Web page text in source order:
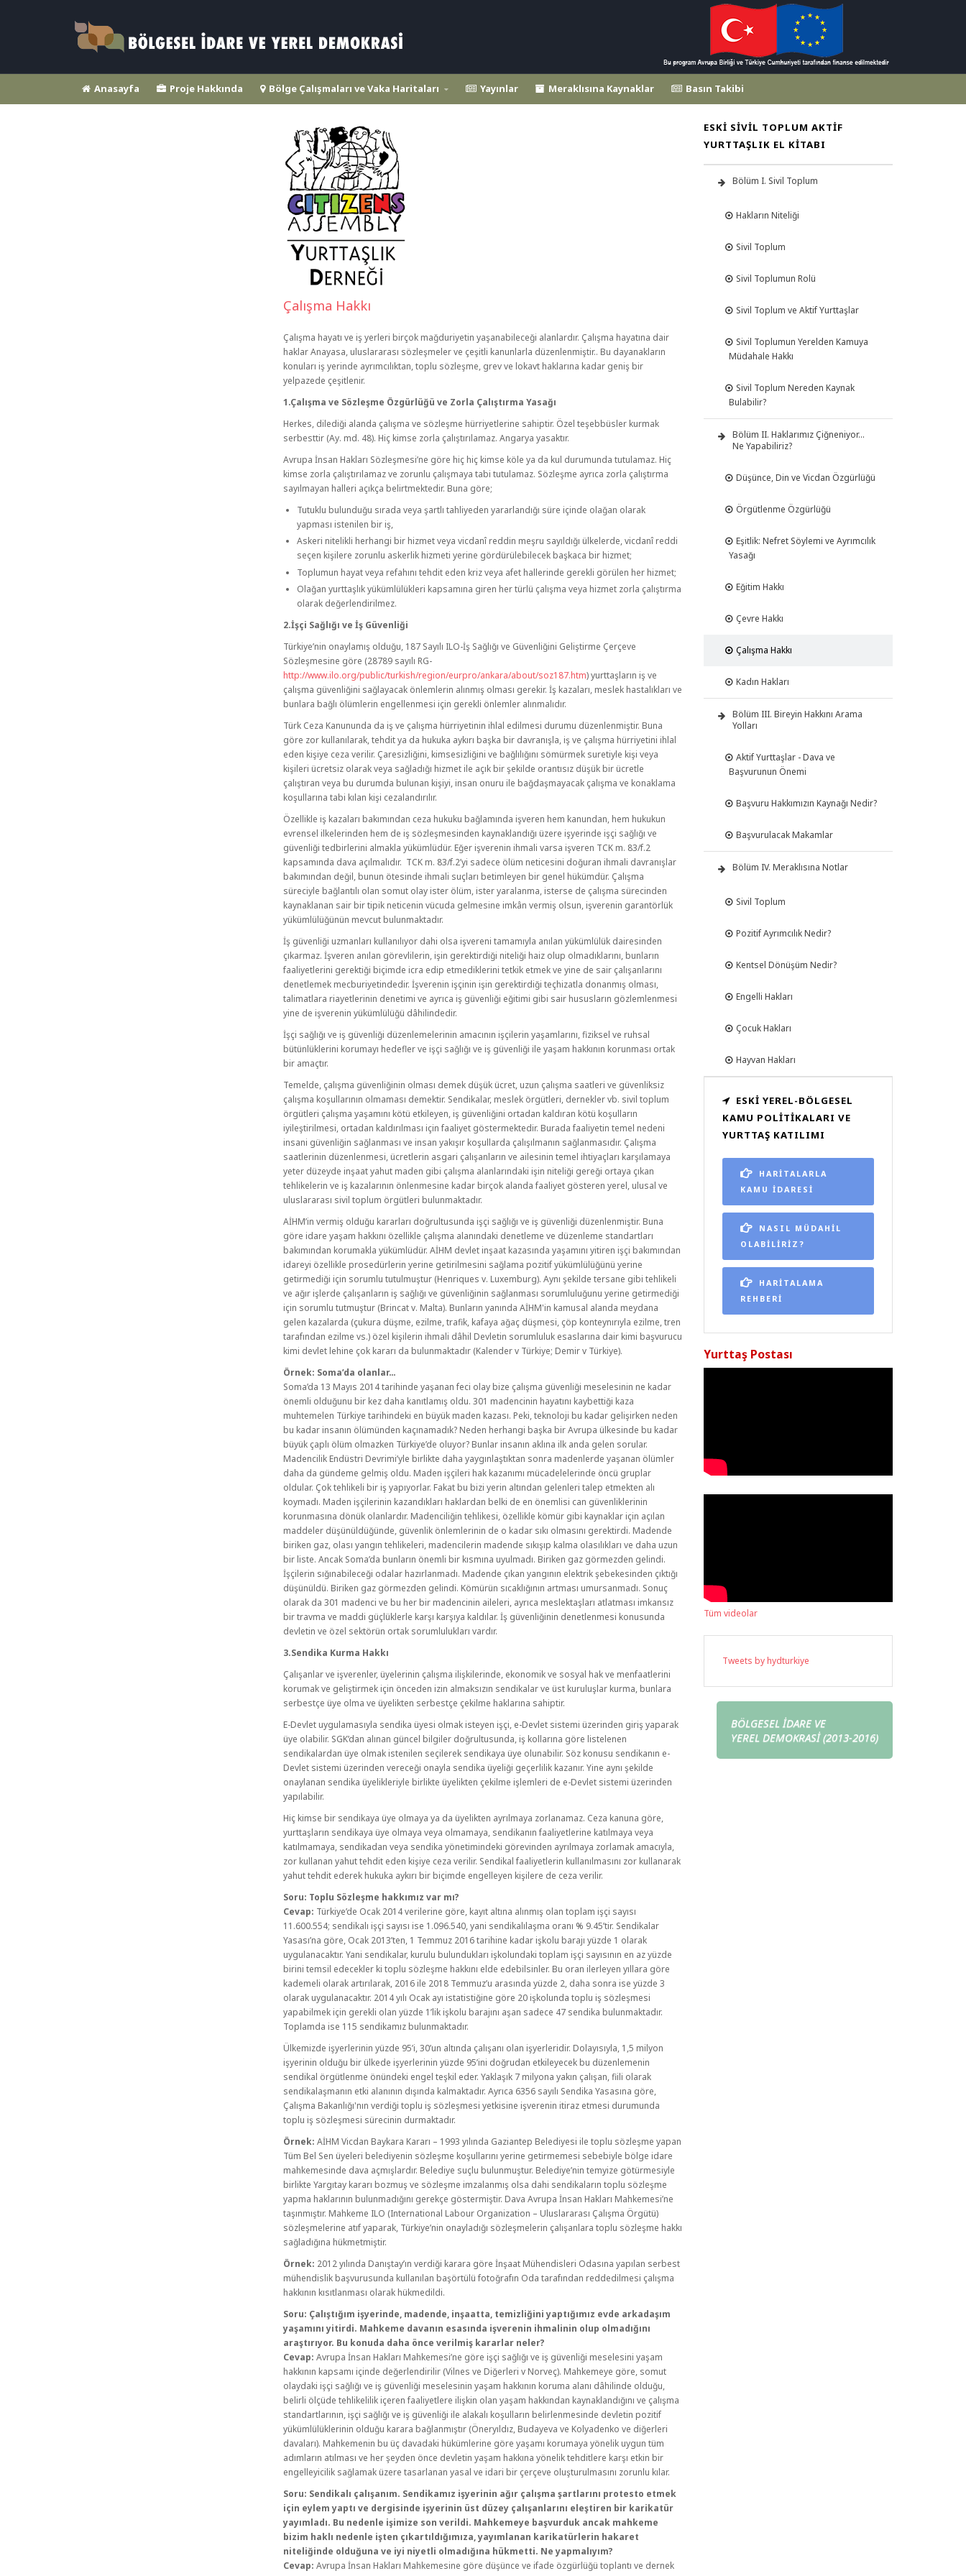
Anasayfa Proje Hakkında Bölge Çalışmaları ve Vaka Haritaları Yayınlar Meraklısına Kaynaklar Basın Takibi
Çalışma Hakkı
Çalışma hayatı ve iş yerleri birçok mağduriyetin yaşanabileceği alanlardır. Çalışma hayatına dair
haklar Anayasa, uluslararası sözleşmeler ve çeşitli kanunlarla düzenlenmiştir.. Bu dayanakların
konuları iş yerinde ayrımcılıktan, toplu sözleşme, grev ve lokavt haklarına kadar geniş bir
yelpazede çeşitlenir.
1.Çalışma ve Sözleşme Özgürlüğü ve Zorla Çalıştırma Yasağı
Herkes, dilediği alanda çalışma ve sözleşme hürriyetlerine sahiptir. Özel teşebbüsler kurmak
serbesttir (Ay. md. 48). Hiç kimse zorla çalıştırılamaz. Angarya yasaktır.
Avrupa İnsan Hakları Sözleşmesi’ne göre hiç hiç kimse köle ya da kul durumunda tutulamaz. Hiç
kimse zorla çalıştırılamaz ve zorunlu çalışmaya tabi tutulamaz. Sözleşme ayrıca zorla çalıştırma
sayılmayan halleri açıkça belirtmektedir. Buna göre;
Tutuklu bulunduğu sırada veya şartlı tahliyeden yararlandığı süre içinde olağan olarak
yapması istenilen bir iş,
Askeri nitelikli herhangi bir hizmet veya vicdanî reddin meşru sayıldığı ülkelerde, vicdanî reddi
seçen kişilere zorunlu askerlik hizmeti yerine gördürülebilecek başkaca bir hizmet;
Toplumun hayat veya refahını tehdit eden kriz veya afet hallerinde gerekli görülen her hizmet;
Olağan yurttaşlık yükümlülükleri kapsamına giren her türlü çalışma veya hizmet zorla çalıştırma
olarak değerlendirilmez.
2.İşçi Sağlığı ve İş Güvenliği
Türkiye’nin onaylamış olduğu, 187 Sayılı ILO-İş Sağlığı ve Güvenliğini Geliştirme Çerçeve
Sözleşmesine göre (28789 sayılı RG-
http://www.ilo.org/public/turkish/region/eurpro/ankara/about/soz187.htm) yurttaşların iş ve
çalışma güvenliğini sağlayacak önlemlerin alınmış olması gerekir. İş kazaları, meslek hastalıkları ve
bunlara bağlı ölümlerin engellenmesi için gerekli önlemler alınmalıdır.
Türk Ceza Kanununda da iş ve çalışma hürriyetinin ihlal edilmesi durumu düzenlenmiştir. Buna
göre zor kullanılarak, tehdit ya da hukuka aykırı başka bir davranışla, iş ve çalışma hürriyetini ihlal
eden kişiye ceza verilir. Çaresizliğini, kimsesizliğini ve bağlılığını sömürmek suretiyle kişi veya
kişileri ücretsiz olarak veya sağladığı hizmet ile açık bir şekilde orantısız düşük bir ücretle
çalıştıran veya bu durumda bulunan kişiyi, insan onuru ile bağdaşmayacak çalışma ve konaklama
koşullarına tabi kılan kişi cezalandırılır.
Özellikle iş kazaları bakımından ceza hukuku bağlamında işveren hem kanundan, hem hukukun
evrensel ilkelerinden hem de iş sözleşmesinden kaynaklandığı üzere işyerinde işçi sağlığı ve
güvenliği tedbirlerini almakla yükümlüdür. Eğer işverenin ihmali varsa işveren TCK m. 83/f.2
kapsamında dava açılmalıdır. TCK m. 83/f.2’yi sadece ölüm neticesini doğuran ihmali davranışlar
bakımından değil, bunun ötesinde ihmali suçları betimleyen bir genel hükümdür. Çalışma
süreciyle bağlantılı olan somut olay ister ölüm, ister yaralanma, isterse de çalışma sürecinden
kaynaklanan sair bir tipik neticenin vücuda gelmesine imkân vermiş olsun, işverenin garantörlük
yükümlülüğünün mevcut bulunmaktadır.
İş güvenliği uzmanları kullanılıyor dahi olsa işvereni tamamıyla anılan yükümlülük dairesinden
çıkarmaz. İşveren anılan görevlilerin, işin gerektirdiği niteliği haiz olup olmadıklarını, bunların
faaliyetlerini gerektiği biçimde icra edip etmediklerini tetkik etmek ve yine de sair çalışanlarını
denetlemek mecburiyetindedir. İşverenin işçinin işin gerektirdiği teçhizatla donanmış olması,
talimatlara riayetlerinin denetimi ve ayrıca iş güvenliği eğitimi gibi sair hususların gözlemlenmesi
yine de işverenin yükümlülüğü dâhilindedir.
İşçi sağlığı ve iş güvenliği düzenlemelerinin amacının işçilerin yaşamlarını, fiziksel ve ruhsal
bütünlüklerini korumayı hedefler ve işçi sağlığı ve iş güvenliği ile yaşam hakkının korunması ortak
bir amaçtır.
Temelde, çalışma güvenliğinin olması demek düşük ücret, uzun çalışma saatleri ve güvenliksiz
çalışma koşullarının olmaması demektir. Sendikalar, meslek örgütleri, dernekler vb. sivil toplum
örgütleri çalışma yaşamını kötü etkileyen, iş güvenliğini ortadan kaldıran kötü koşulların
iyileştirilmesi, ortadan kaldırılması için faaliyet göstermektedir. Burada faaliyetin temel nedeni
insani güvenliğin sağlanması ve insan yakışır koşullarda çalışılmanın sağlanmasıdır. Çalışma
saatlerinin düzenlenmesi, ücretlerin asgari çalışanların ve ailesinin temel ihtiyaçları karşılamaya
yeter düzeyde inşaat yahut maden gibi çalışma alanlarındaki işin niteliği gereği ortaya çıkan
tehlikelerin ve iş kazalarının önlenmesine kadar birçok alanda faaliyet gösteren yerel, ulusal ve
uluslararası sivil toplum örgütleri bulunmaktadır.
AİHM’in vermiş olduğu kararları doğrultusunda işçi sağlığı ve iş güvenliği düzenlenmiştir. Buna
göre idare yaşam hakkını özellikle çalışma alanındaki denetleme ve düzenleme standartları
bakımından korumakla yükümlüdür. AİHM devlet inşaat kazasında yaşamını yitiren işçi bakımından
idareyi özellikle prosedürlerin yerine getirilmesini sağlama pozitif yükümlülüğünü yerine
getirmediği için sorumlu tutulmuştur (Henriques v. Luxemburg). Aynı şekilde tersane gibi tehlikeli
ve ağır işlerde çalışanların iş sağlığı ve güvenliğinin sağlanması sorumluluğunu yerine getirmediği
için sorumlu tutmuştur (Brincat v. Malta). Bunların yanında AİHM'in kamusal alanda meydana
gelen kazalarda (çukura düşme, ezilme, trafik, kafaya ağaç düşmesi, çöp konteynırıyla ezilme, tren
tarafından ezilme vs.) özel kişilerin ihmali dâhil Devletin sorumluluk esaslarına dair kimi başvurucu
kimi devlet lehine çok kararı da bulunmaktadır (Kalender v Türkiye; Demir v Türkiye).
Örnek: Soma’da olanlar…
Soma’da 13 Mayıs 2014 tarihinde yaşanan feci olay bize çalışma güvenliği meselesinin ne kadar
önemli olduğunu bir kez daha kanıtlamış oldu. 301 madencinin hayatını kaybettiği kaza
muhtemelen Türkiye tarihindeki en büyük maden kazası. Peki, teknoloji bu kadar gelişirken neden
bu kadar insanın ölümünden kaçınamadık? Neden herhangi başka bir Avrupa ülkesinde bu kadar
büyük çaplı ölüm olmazken Türkiye’de oluyor? Bunlar insanın aklına ilk anda gelen sorular.
Madencilik Endüstri Devrimi’yle birlikte daha yaygınlaştıktan sonra madenlerde yaşanan ölümler
daha da gündeme gelmiş oldu. Maden işçileri hak kazanımı mücadelelerinde öncü gruplar
oldular. Çok tehlikeli bir iş yapıyorlar. Fakat bu bizi yerin altından gelenleri talep etmekten alı
koymadı. Maden işçilerinin kazandıkları haklardan belki de en önemlisi can güvenliklerinin
korunmasına dönük olanlardır. Madenciliğin tehlikesi, özellikle kömür gibi kaynaklar için açılan
maddeler düşünüldüğünde, güvenlik önlemlerinin de o kadar sıkı olmasını gerektirdi. Madende
biriken gaz, olası yangın tehlikeleri, madencilerin madende sıkışıp kalma olasılıkları ve daha uzun
bir liste. Ancak Soma’da bunların önemli bir kısmına uyulmadı. Biriken gaz görmezden gelindi.
İşçilerin sığınabileceği odalar hazırlanmadı. Madende çıkan yangının elektrik şebekesinden çıktığı
düşünüldü. Biriken gaz görmezden gelindi. Kömürün sıcaklığının artması umursanmadı. Sonuç
olarak da 301 madenci ve bu her bir madencinin aileleri, ayrıca meslektaşları atlatması imkansız
bir travma ve maddi güçlüklerle karşı karşıya kaldılar. İş güvenliğinin denetlenmesi konusunda
devletin ve özel sektörün ortak sorumlulukları vardır.
3.Sendika Kurma Hakkı
Çalışanlar ve işverenler, üyelerinin çalışma ilişkilerinde, ekonomik ve sosyal hak ve menfaatlerini
korumak ve geliştirmek için önceden izin almaksızın sendikalar ve üst kuruluşlar kurma, bunlara
serbestçe üye olma ve üyelikten serbestçe çekilme haklarına sahiptir.
E-Devlet uygulamasıyla sendika üyesi olmak isteyen işçi, e-Devlet sistemi üzerinden giriş yaparak
üye olabilir. SGK’dan alınan güncel bilgiler doğrultusunda, iş kollarına göre listelenen
sendikalardan üye olmak istenilen seçilerek sendikaya üye olunabilir. Söz konusu sendikanın e-
Devlet sistemi üzerinden vereceği onayla sendika üyeliği geçerlilik kazanır. Yine aynı şekilde
onaylanan sendika üyelikleriyle birlikte üyelikten çekilme işlemleri de e-Devlet sistemi üzerinden
yapılabilir.
Hiç kimse bir sendikaya üye olmaya ya da üyelikten ayrılmaya zorlanamaz. Ceza kanuna göre,
yurttaşların sendikaya üye olmaya veya olmamaya, sendikanın faaliyetlerine katılmaya veya
katılmamaya, sendikadan veya sendika yönetimindeki görevinden ayrılmaya zorlamak amacıyla,
zor kullanan yahut tehdit eden kişiye ceza verilir. Sendikal faaliyetlerin kullanılmasını zor kullanarak
yahut tehdit ederek hukuka aykırı bir biçimde engelleyen kişilere de ceza verilir.
Soru: Toplu Sözleşme hakkımız var mı?
Cevap: Türkiye’de Ocak 2014 verilerine göre, kayıt altına alınmış olan toplam işçi sayısı
11.600.554; sendikalı işçi sayısı ise 1.096.540, yani sendikalılaşma oranı % 9.45’tir. Sendikalar
Yasası’na göre, Ocak 2013’ten, 1 Temmuz 2016 tarihine kadar işkolu barajı yüzde 1 olarak
uygulanacaktır. Yani sendikalar, kurulu bulundukları işkolundaki toplam işçi sayısının en az yüzde
birini temsil edecekler ki toplu sözleşme hakkını elde edebilsinler. Bu oran ilerleyen yıllara göre
kademeli olarak artırılarak, 2016 ile 2018 Temmuz’u arasında yüzde 2, daha sonra ise yüzde 3
olarak uygulanacaktır. 2014 yılı Ocak ayı istatistiğine göre 20 işkolunda toplu iş sözleşmesi
yapabilmek için gerekli olan yüzde 1’lik işkolu barajını aşan sadece 47 sendika bulunmaktadır.
Toplamda ise 115 sendikamız bulunmaktadır.
Ülkemizde işyerlerinin yüzde 95’i, 30’un altında çalışanı olan işyerleridir. Dolayısıyla, 1,5 milyon
işyerinin olduğu bir ülkede işyerlerinin yüzde 95’ini doğrudan etkileyecek bu düzenlemenin
sendikal örgütlenme önündeki engel teşkil eder. Yaklaşık 7 milyona yakın çalışan, fiili olarak
sendikalaşmanın etki alanının dışında kalmaktadır. Ayrıca 6356 sayılı Sendika Yasasına göre,
Çalışma Bakanlığı'nın verdiği toplu iş sözleşmesi yetkisine işverenin itiraz etmesi durumunda
toplu iş sözleşmesi sürecinin durmaktadır.
Örnek: AİHM Vicdan Baykara Kararı – 1993 yılında Gaziantep Belediyesi ile toplu sözleşme yapan
Tüm Bel Sen üyeleri belediyenin sözleşme koşullarını yerine getirmemesi sebebiyle bölge idare
mahkemesinde dava açmışlardır. Belediye suçlu bulunmuştur. Belediye’nin temyize götürmesiyle
birlikte Yargıtay kararı bozmuş ve sözleşme imzalanmış olsa dahi sendikaların toplu sözleşme
yapma haklarının bulunmadığını gerekçe göstermiştir. Dava Avrupa İnsan Hakları Mahkemesi’ne
taşınmıştır. Mahkeme ILO (International Labour Organization – Uluslararası Çalışma Örgütü)
sözleşmelerine atıf yaparak, Türkiye’nin onayladığı sözleşmelerin çalışanlara toplu sözleşme hakkı
sağladığına hükmetmiştir.
Örnek: 2012 yılında Danıştay’ın verdiği karara göre İnşaat Mühendisleri Odasına yapılan serbest
mühendislik başvurusunda kullanılan başörtülü fotoğrafın Oda tarafından reddedilmesi çalışma
hakkının kısıtlanması olarak hükmedildi.
Soru: Çalıştığım işyerinde, madende, inşaatta, temizliğini yaptığımız evde arkadaşım
yaşamını yitirdi. Mahkeme davanın esasında işverenin ihmalinin olup olmadığını
araştırıyor. Bu konuda daha önce verilmiş kararlar neler?
Cevap: Avrupa İnsan Hakları Mahkemesi’ne göre işçi sağlığı ve iş güvenliği meselesini yaşam
hakkının kapsamı içinde değerlendirilir (Vilnes ve Diğerleri v Norveç). Mahkemeye göre, somut
olaydaki işçi sağlığı ve iş güvenliği meselesinin yaşam hakkının koruma alanı dâhilinde olduğu,
belirli ölçüde tehlikelilik içeren faaliyetlere ilişkin olan yaşam hakkından kaynaklandığını ve çalışma
standartlarının, işçi sağlığı ve iş güvenliği ile alakalı koşulların belirlenmesinde devletin pozitif
yükümlülüklerinin olduğu karara bağlanmıştır (Öneryıldız, Budayeva ve Kolyadenko ve diğerleri
davaları). Mahkemenin bu üç davadaki hükümlerine göre yaşamı korumaya yönelik uygun tüm
adımların atılması ve her şeyden önce devletin yaşam hakkına yönelik tehditlere karşı etkin bir
engelleyicilik sağlamak üzere tasarlanan yasal ve idari bir çerçeve oluşturulmasını zorunlu kılar.
Soru: Sendikalı çalışanım. Sendikamız işyerinin ağır çalışma şartlarını protesto etmek
için eylem yaptı ve dergisinde işyerinin üst düzey çalışanlarını eleştiren bir karikatür
yayımladı. Bu nedenle işimize son verildi. Mahkemeye başvurduk ancak mahkeme
bizim haklı nedenle işten çıkartıldığımıza, yayımlanan karikatürlerin hakaret
niteliğinde olduğuna ve iyi niyetli olmadığına hükmetti. Ne yapmalıyım?
Cevap: Avrupa İnsan Hakları Mahkemesine göre düşünce ve ifade özgürlüğü toplantı ve dernek
ESKI SIVIL TOPLUM AKTIF
YURTTAŞLIK EL KITABI
Bölüm I. Sivil Toplum
Hakların Niteliği
Sivil Toplum
Sivil Toplumun Rolü
Sivil Toplum ve Aktif Yurttaşlar
Sivil Toplumun Yerelden Kamuya
Müdahale Hakkı
Sivil Toplum Nereden Kaynak
Bulabilir?
Bölüm II. Haklarımız Çiğneniyor…
Ne Yapabiliriz?
Düşünce, Din ve Vicdan Özgürlüğü
Örgütlenme Özgürlüğü
Eşitlik: Nefret Söylemi ve Ayrımcılık
Yasağı
Eğitim Hakkı
Çevre Hakkı
Çalışma Hakkı
Kadın Hakları
Bölüm III. Bireyin Hakkını Arama
Yolları
Aktif Yurttaşlar - Dava ve
Başvurunun Önemi
Başvuru Hakkımızın Kaynağı Nedir?
Başvurulacak Makamlar
Bölüm IV. Meraklısına Notlar
Sivil Toplum
Pozitif Ayrımcılık Nedir?
Kentsel Dönüşüm Nedir?
Engelli Hakları
Çocuk Hakları
Hayvan Hakları
ESKI YEREL-BÖLGESEL
KAMU POLITIKALARI VE
YURTTAŞ KATILIMI
HARİTALARLA
KAMU İDARESİ
NASIL MÜDAHİL
OLABİLİRİZ?
HARİTALAMA
REHBERİ
Yurttaş Postası
Tüm videolar
Tweets by hydturkiye
BÖLGESEL İDARE VE
YEREL DEMOKRASİ (2013-2016)